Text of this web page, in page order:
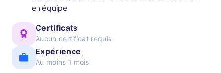
en équipe
Certificats
Aucun certificat requis
Expérience
Au moins 1 mois